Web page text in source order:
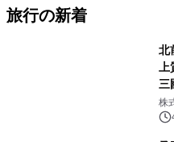
旅行の新着
北
三
株